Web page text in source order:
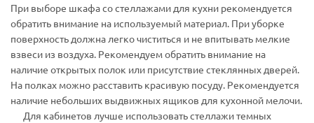
При выборе шкафа со стеллажами для кухни рекомендуется
обратить внимание на используемый материал. При уборке
поверхность должна легко чиститься и не впитывать мелкие
взвеси из воздуха. Рекомендуем обратить внимание на
наличие открытых полок или присутствие стеклянных дверей.
На полках можно расставить красивую посуду. Рекомендуется
наличие небольших выдвижных ящиков для кухонной мелочи.
Для кабинетов лучше использовать стеллажи темных